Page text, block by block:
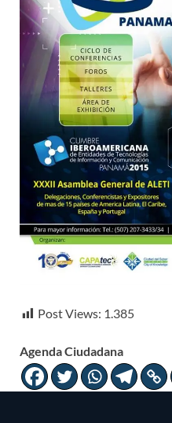
Post Views: 1.385
Agenda Ciudadana